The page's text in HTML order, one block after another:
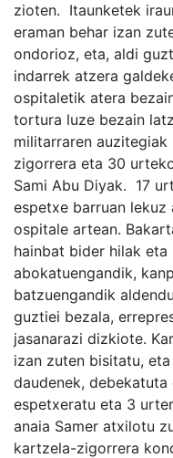
zioten. Itaunketek
eraman behar izan
ondorioz, eta, aldi
indarrek atzera
ospitaletik atera
tortura luze bezain
militarraren
zigorrera eta 30
Sami Abu Diyak. 17
espetxe barruan
ospitale artean.
hainbat bider hilak
abokatuengandik,
batzuengandik
guztiei bezala,
jasanarazi dizkiote.
izan zuten bisitatu,
daudenek,
espetxeratu eta 3
anaia Samer atxilotu
kartzela-zigorrera